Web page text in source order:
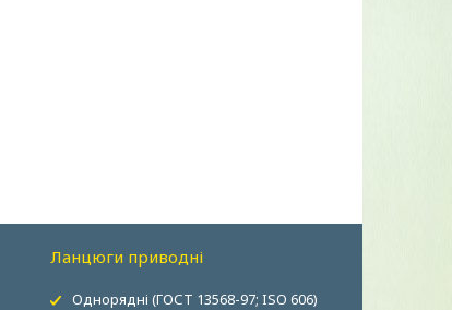
Ланцюги приводні
Однорядні (ГОСТ 13568-97; ISO 606)